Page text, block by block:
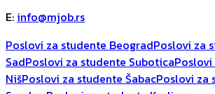
E: info@mjob.rs
Poslovi za studente BeogradPoslovi za
SadPoslovi za studente Subotica
NišPoslovi za studente ŠabacPoslovi za